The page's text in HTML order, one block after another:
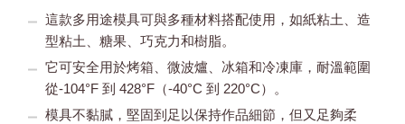
這款多用途模具可與多種材料搭配使用，如紙粘土、造
型粘土、糖果、巧克力和樹脂。
它可安全用於烤箱、微波爐、冰箱和冷凍庫，耐溫範圍
從-104°F 到 428°F（-40°C 到 220°C）。
模具不黏膩，堅固到足以保持作品細節，但又足夠柔